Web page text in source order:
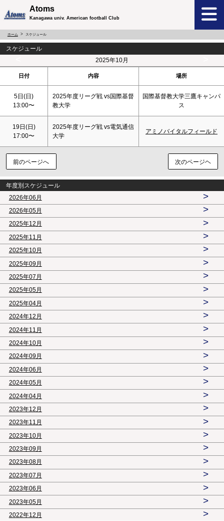
Atoms
Kanagawa univ. American football Club
ホーム スケジュール
スケジュール
2025年10月
日付 内容 場所
5日(日)
13:00〜
2025年度リーグ戦 vs国際基督
教大学
国際基督教大学三鷹キャンパ
ス
19日(日)
17:00〜
2025年度リーグ戦 vs電気通信
大学
アミノバイタルフィールド
前のページへ 次のページヘ
年度別スケジュール
2026年06月
>
2026年05月 >
2025年12月 >
2025年11月 >
2025年10月 >
2025年09月 >
2025年07月 >
2025年05月 >
2025年04月 >
2024年12月 >
2024年11月 >
2024年10月 >
2024年09月 >
2024年06月 >
2024年05月 >
2024年04月 >
2023年12月 >
2023年11月 >
2023年10月 >
2023年09月 >
2023年08月 >
2023年07月 >
2023年06月 >
2023年05月 >
2022年12月 >